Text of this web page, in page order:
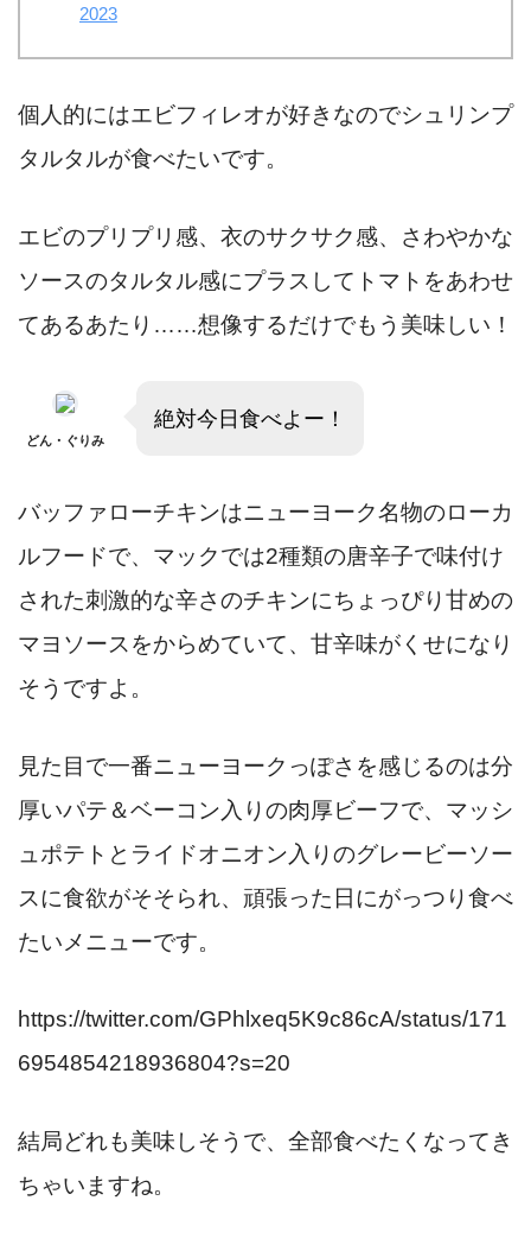
2023
個人的にはエビフィレオが好きなのでシュリンプ
タルタルが食べたいです。
エビのプリプリ感、衣のサクサク感、さわやかな
ソースのタルタル感にプラスしてトマトをあわせ
てあるあたり……想像するだけでもう美味しい！
どん・ぐりみ
絶対今日食べよー！
バッファローチキンはニューヨーク名物のローカ
ルフードで、マックでは2種類の唐辛子で味付け
された刺激的な辛さのチキンにちょっぴり甘めの
マヨソースをからめていて、甘辛味がくせになり
そうですよ。
見た目で一番ニューヨークっぽさを感じるのは分
厚いパテ＆ベーコン入りの肉厚ビーフで、マッシ
ュポテトとライドオニオン入りのグレービーソー
スに食欲がそそられ、頑張った日にがっつり食べ
たいメニューです。
https://twitter.com/GPhlxeq5K9c86cA/status/171
6954854218936804?s=20
結局どれも美味しそうで、全部食べたくなってき
ちゃいますね。